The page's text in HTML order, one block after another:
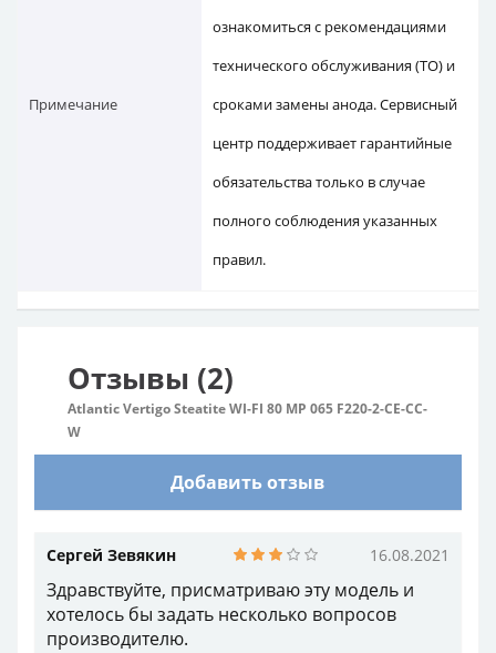
Примечание
ознакомиться с рекомендациями
технического обслуживания (ТО) и
сроками замены анода. Сервисный
центр поддерживает гарантийные
обязательства только в случае
полного соблюдения указанных
правил.
Отзывы (2)
Atlantic Vertigo Steatite WI-FI 80 MP 065 F220-2-CE-CC-
W
Добавить отзыв
Сергей Зевякин 16.08.2021
Здравствуйте, присматриваю эту модель и
хотелось бы задать несколько вопросов
производителю.